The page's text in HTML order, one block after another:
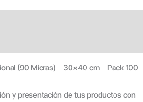
(90 Micras) – 30×40 cm – Pack 100
y presentación de tus productos con